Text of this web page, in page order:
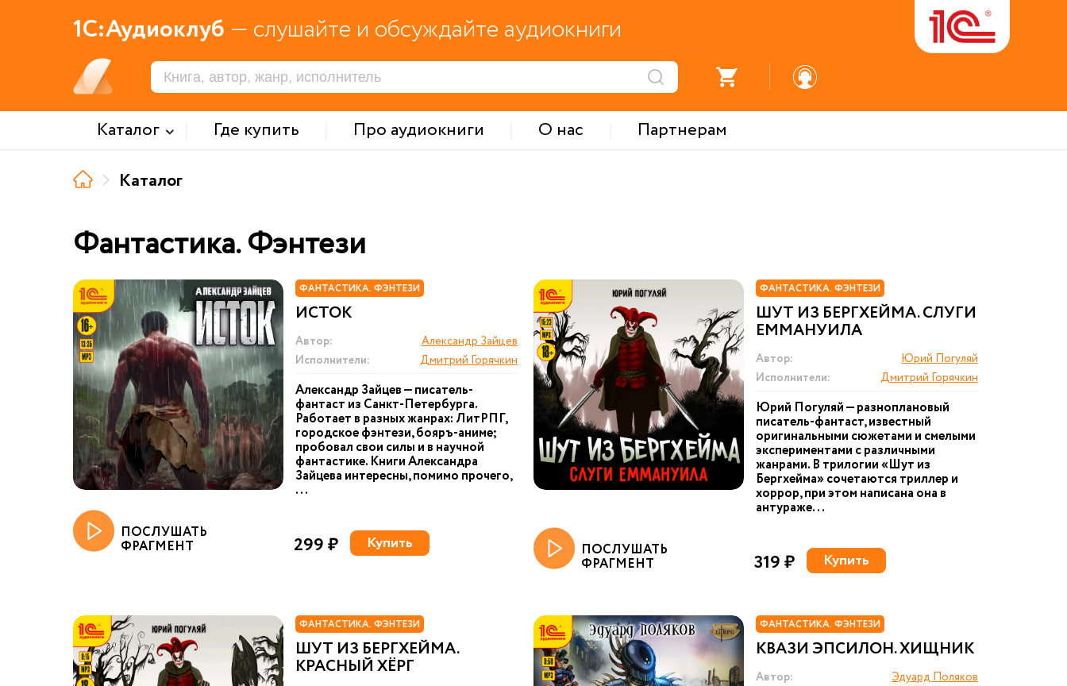
1С:Аудиоклуб — слушайте и обсуждайте аудиокниги
Каталог Где купить Про аудиокниги О нас
Партнерам
Каталог
Фантастика. Фэнтези
ФАНТАСТИКА. ФЭНТЕЗИ
ИСТОК
Автор:
Александр Зайцев
Исполнители:
Дмитрий Горячкин
Александр Зайцев — писатель-
фантаст из Санкт-Петербурга.
Работает в разных жанрах: ЛитРПГ,
городское фэнтези, бояръ-аниме;
пробовал свои силы и в научной
фантастике. Книги Александра
Зайцева интересны, помимо прочего,
...
ПОСЛУШАТЬ
ФРАГМЕНТ 299 ₽ Купить
ФАНТАСТИКА. ФЭНТЕЗИ
ШУТ ИЗ БЕРГХЕЙМА. СЛУГИ
ЕММАНУИЛА
Автор:
Юрий Погуляй
Исполнители:
Дмитрий Горячкин
Юрий Погуляй — разноплановый
писатель-фантаст, известный
оригинальными сюжетами и смелыми
экспериментами с различными
жанрами. В трилогии «Шут из
Бергхейма» сочетаются триллер и
хоррор, при этом написана она в
антураже...
ПОСЛУШАТЬ
ФРАГМЕНТ 319 ₽ Купить
ФАНТАСТИКА. ФЭНТЕЗИ
ШУТ ИЗ БЕРГХЕЙМА.
КРАСНЫЙ ХЁРГ
ФАНТАСТИКА. ФЭНТЕЗИ
КВАЗИ ЭПСИЛОН. ХИЩНИК
Автор:
Эдуард Поляков